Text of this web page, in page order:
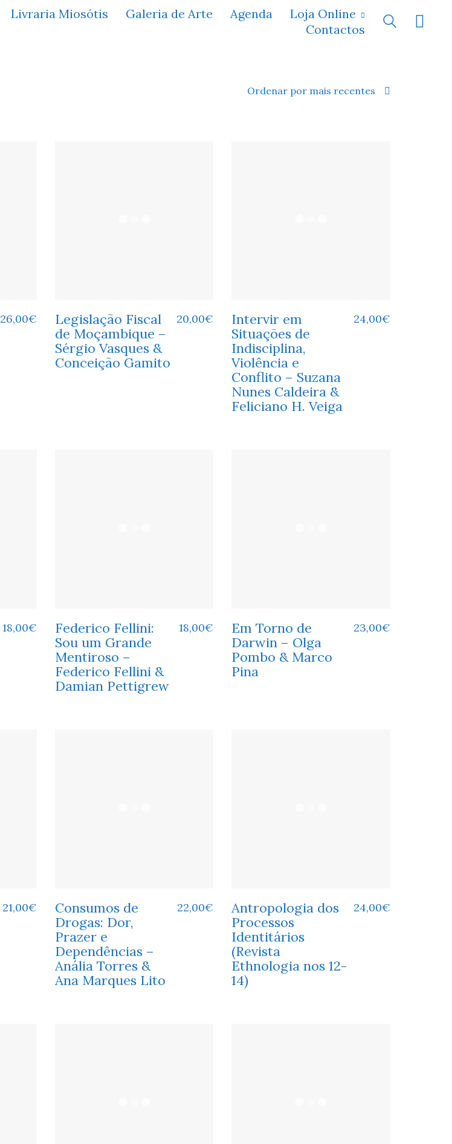
Livraria Miosótis Galeria de Arte Agenda
Loja Online
Contactos
Ordenar por mais recentes
26,00€
Legislação Fiscal
de Moçambique –
Sérgio Vasques &
Conceição Gamito
20,00€
Intervir em
Situações de
Indisciplina,
Violência e
Conflito – Suzana
Nunes Caldeira &
Feliciano H. Veiga
24,00€
18,00€
Federico Fellini:
Sou um Grande
Mentiroso –
Federico Fellini &
Damian Pettigrew
18,00€
Em Torno de
Darwin – Olga
Pombo & Marco
Pina
23,00€
21,00€
Consumos de
Drogas: Dor,
Prazer e
Dependências –
Anália Torres &
Ana Marques Lito
22,00€
Antropologia dos
Processos
Identitários
(Revista
Ethnologia nos 12-
14)
24,00€